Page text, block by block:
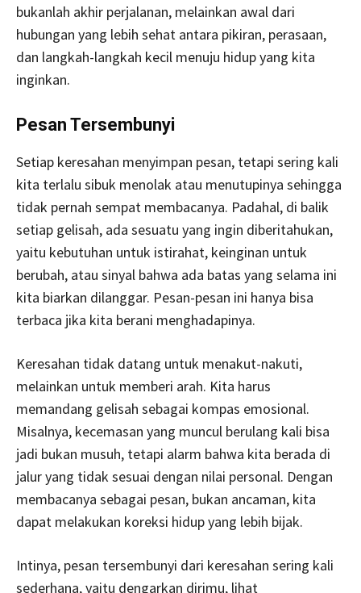
bukanlah akhir perjalanan, melainkan awal dari
hubungan yang lebih sehat antara pikiran, perasaan,
dan langkah-langkah kecil menuju hidup yang kita
inginkan.
Pesan Tersembunyi
Setiap keresahan menyimpan pesan, tetapi sering kali
kita terlalu sibuk menolak atau menutupinya sehingga
tidak pernah sempat membacanya. Padahal, di balik
setiap gelisah, ada sesuatu yang ingin diberitahukan,
yaitu kebutuhan untuk istirahat, keinginan untuk
berubah, atau sinyal bahwa ada batas yang selama ini
kita biarkan dilanggar. Pesan-pesan ini hanya bisa
terbaca jika kita berani menghadapinya.
Keresahan tidak datang untuk menakut-nakuti,
melainkan untuk memberi arah. Kita harus
memandang gelisah sebagai kompas emosional.
Misalnya, kecemasan yang muncul berulang kali bisa
jadi bukan musuh, tetapi alarm bahwa kita berada di
jalur yang tidak sesuai dengan nilai personal. Dengan
membacanya sebagai pesan, bukan ancaman, kita
dapat melakukan koreksi hidup yang lebih bijak.
Intinya, pesan tersembunyi dari keresahan sering kali
sederhana, yaitu dengarkan dirimu, lihat